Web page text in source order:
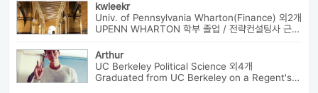
kwleekr
Univ. of Pennsylvania Wharton(Finance) 외2개
UPENN WHARTON 학부 졸업 / 전략컨설팅사 근무 / HBS MBA 재학 중 ...
Arthur
UC Berkeley Political Science 외4개
Graduated from UC Berkeley on a Regent's Scholarship. Af...